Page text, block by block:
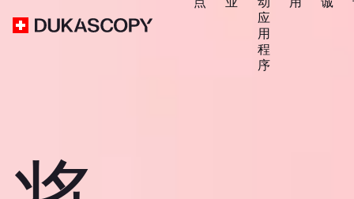
应
用
程
序